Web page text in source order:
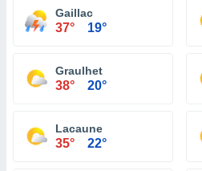
Gaillac
37° 19°
Graulhet
38° 20°
Lacaune
35° 22°